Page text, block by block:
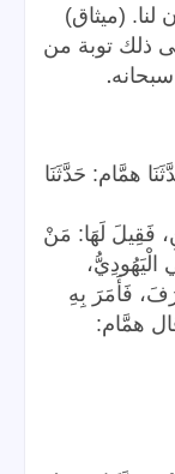
لنا. (ميثاق)
ذلك توبة من
.
همَّام: حَدَّثَنَا
فَقِيلَ لَهَا: مَنْ
فَأَمَرَ بِهِ
همَّام: